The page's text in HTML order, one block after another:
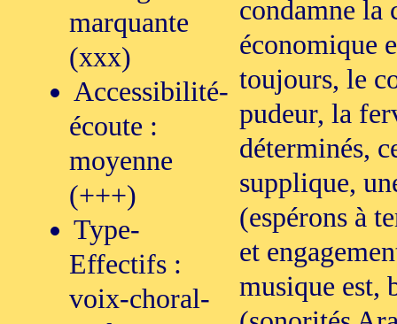
marquante
(xxx)
Accessibilité-
écoute :
moyenne
(+++)
Type-
Effectifs :
voix-choral-
condamne la
économique
toujours, le
pudeur, la
déterminés,
supplique,
(espérons à
et
musique est,